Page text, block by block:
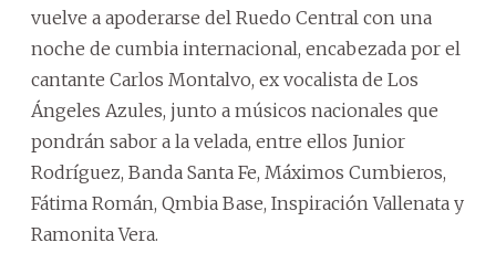
vuelve a apoderarse del Ruedo Central con una
noche de cumbia internacional, encabezada por el
cantante Carlos Montalvo, ex vocalista de Los
Ángeles Azules, junto a músicos nacionales que
pondrán sabor a la velada, entre ellos Junior
Rodríguez, Banda Santa Fe, Máximos Cumbieros,
Fátima Román, Qmbia Base, Inspiración Vallenata y
Ramonita Vera.